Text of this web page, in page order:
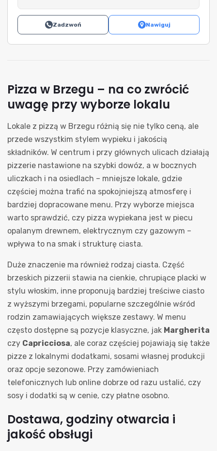
Zadzwoń Nawiguj
Pizza w Brzegu – na co zwrócić
uwagę przy wyborze lokalu
Lokale z pizzą w Brzegu różnią się nie tylko ceną, ale
przede wszystkim stylem wypieku i jakością
składników. W centrum i przy głównych ulicach działają
pizzerie nastawione na szybki dowóz, a w bocznych
uliczkach i na osiedlach – mniejsze lokale, gdzie
częściej można trafić na spokojniejszą atmosferę i
bardziej dopracowane menu. Przy wyborze miejsca
warto sprawdzić, czy pizza wypiekana jest w piecu
opalanym drewnem, elektrycznym czy gazowym –
wpływa to na smak i strukturę ciasta.
Duże znaczenie ma również rodzaj ciasta. Część
brzeskich pizzerii stawia na cienkie, chrupiące placki w
stylu włoskim, inne proponują bardziej treściwe ciasto
z wyższymi brzegami, popularne szczególnie wśród
rodzin zamawiających większe zestawy. W menu
często dostępne są pozycje klasyczne, jak Margherita
czy Capricciosa, ale coraz częściej pojawiają się także
pizze z lokalnymi dodatkami, sosami własnej produkcji
oraz opcje sezonowe. Przy zamówieniach
telefonicznych lub online dobrze od razu ustalić, czy
sosy i dodatki są w cenie, czy płatne osobno.
Dostawa, godziny otwarcia i
jakość obsługi